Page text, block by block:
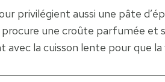
privilégient aussi une pâte
une croûte parfumée et
avec la cuisson lente pour que